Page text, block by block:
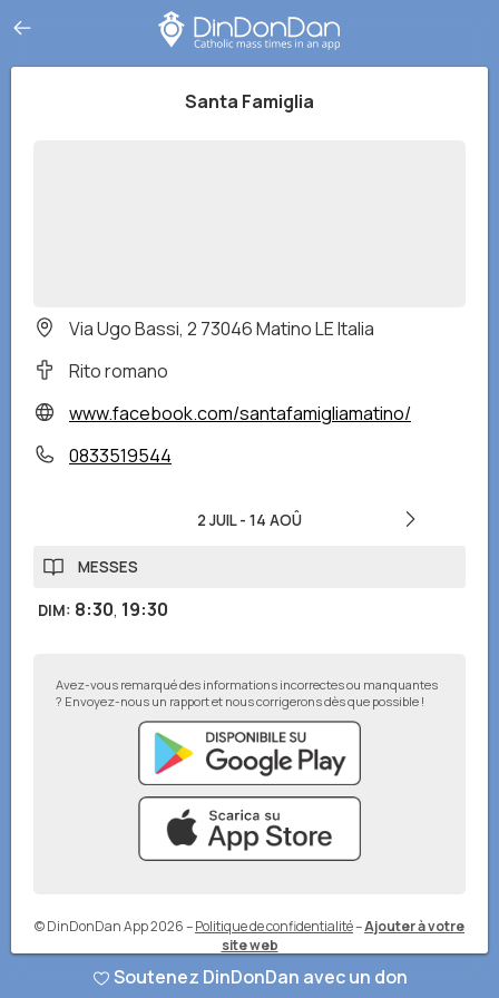
Santa Famiglia
Via Ugo Bassi, 2 73046 Matino LE Italia
Rito romano
www.facebook.com/santafamigliamatino/
0833519544
2 JUIL- 14 AOÛ
MESSES
DIM: 8:30, 19:30
Avez-vous remarqué des informations incorrectes ou manquantes
? Envoyez-nous un rapport et nous corrigerons dès que possible !
© DinDonDan App 2026–Politique de confidentialité–Ajouter à votre
site web
Soutenez DinDonDan avec un don